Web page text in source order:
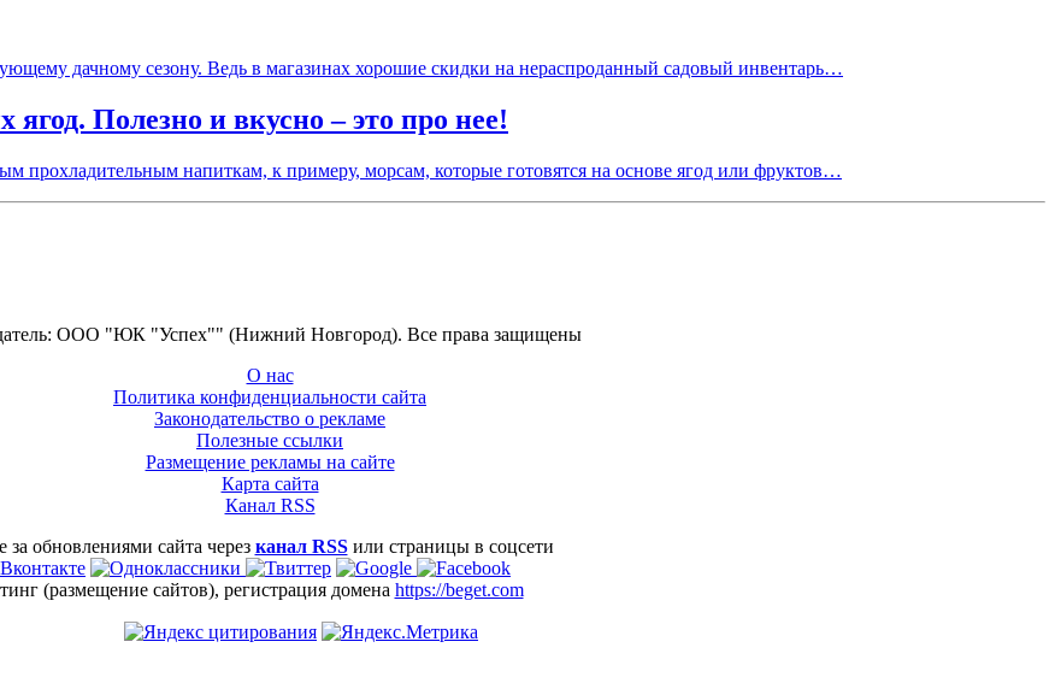
дачному сезону. Ведь в магазинах хорошие скидки на нераспроданный садовый инвентарь…
Полезно и вкусно – это про нее!
прохладительным напиткам, к примеру, морсам, которые готовятся на основе ягод или фруктов…
ООО "ЮК "Успех"" (Нижний Новгород). Все права защищены
О нас
Политика конфиденциальности сайта
Законодательство о рекламе
Полезные ссылки
Размещение рекламы на сайте
Карта сайта
Канал RSS
за обновлениями сайта через канал RSSили страницы в соцсети
(размещение сайтов), регистрация домена https://beget.com